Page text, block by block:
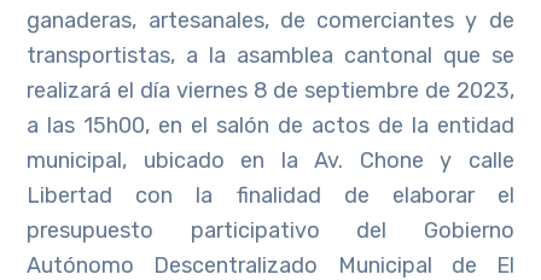
ganaderas, artesanales, de comerciantes y de
transportistas, a la asamblea cantonal que se
realizará el día viernes 8 de septiembre de 2023,
a las 15h00, en el salón de actos de la entidad
municipal, ubicado en la Av. Chone y calle
Libertad con la finalidad de elaborar el
presupuesto participativo del Gobierno
Autónomo Descentralizado Municipal de El